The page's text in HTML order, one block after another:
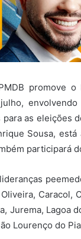
promove
as eleições
Sousa,
participará
Jurema, Lagoa
Lourenço do